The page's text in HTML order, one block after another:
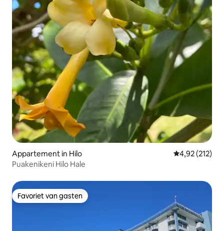
Appartement in Hilo Gemiddelde
4,92 (212)
Puakenikeni Hilo Hale
Favoriet van gasten
Favoriet van gasten